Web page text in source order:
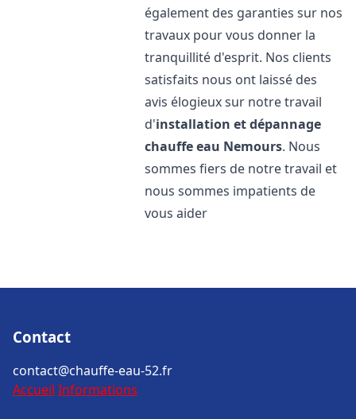
également des garanties sur nos
travaux pour vous donner la
tranquillité d'esprit. Nos clients
satisfaits nous ont laissé des
avis élogieux sur notre travail
d'installation et dépannage
chauffe eau Nemours. Nous
sommes fiers de notre travail et
nous sommes impatients de
vous aider
Contact
contact@chauffe-eau-52.fr
Accueil Informations